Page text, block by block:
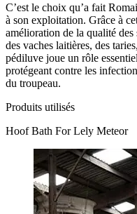
C’est le choix qu’a fait
à son exploitation. Grâce à
amélioration de la qualité des
des vaches laitières, des
pédiluve joue un rôle
protégeant contre les
du troupeau.
Produits utilisés
Hoof Bath For Lely Meteor